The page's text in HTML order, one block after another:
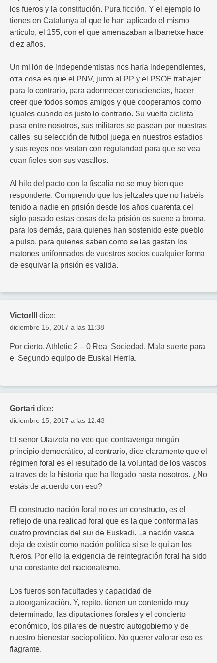
los fueros y la constitución. Pura ficción. Y el ejemplo lo
tienes en Catalunya al que le han aplicado el mismo
artículo, el 155, con el que amenazaban a Ibarretxe hace
diez años.
Un millón de independentistas nos haría independientes,
otra cosa es que el PNV, junto al PP y el PSOE trabajen
para lo contrario, para adormecer consciencias, hacer
creer que todos somos amigos y que cooperamos como
iguales cuando es justo lo contrario. Su vuelta ciclista
pasa entre nosotros, sus militares se pasean por nuestras
calles, su selección de futbol juega en nuestros estadios
y sus reyes nos visitan con regularidad para que se vea
cuan fieles son sus vasallos.
Al hilo del pacto con la fiscalía no se muy bien que
responderte. Comprendo que los jeltzales que no habéis
tenido a nadie en prisión desde los años cuarenta del
siglo pasado estas cosas de la prisión os suene a broma,
para los demás, para quienes han sostenido este pueblo
a pulso, para quienes saben como se las gastan los
matones uniformados de vuestros socios cualquier forma
de esquivar la prisión es valida.
VictorIII dice:
diciembre 15, 2017 a las 11:38
Por cierto, Athletic 2 – 0 Real Sociedad. Mala suerte para
el Segundo equipo de Euskal Herria.
Gortari dice:
diciembre 15, 2017 a las 12:43
El señor Olaizola no veo que contravenga ningún
principio democrático, al contrario, dice claramente que el
régimen foral es el resultado de la voluntad de los vascos
a través de la historia que ha llegado hasta nosotros. ¿No
estás de acuerdo con eso?
El constructo nación foral no es un constructo, es el
reflejo de una realidad foral que es la que conforma las
cuatro provincias del sur de Euskadi. La nación vasca
deja de existir como nación política si se le quitan los
fueros. Por ello la exigencia de reintegración foral ha sido
una constante del nacionalismo.
Los fueros son facultades y capacidad de
autoorganización. Y, repito, tienen un contenido muy
determinado, las diputaciones forales y el concierto
económico, los pilares de nuestro autogobierno y de
nuestro bienestar sociopolítico. No querer valorar eso es
flagrante.